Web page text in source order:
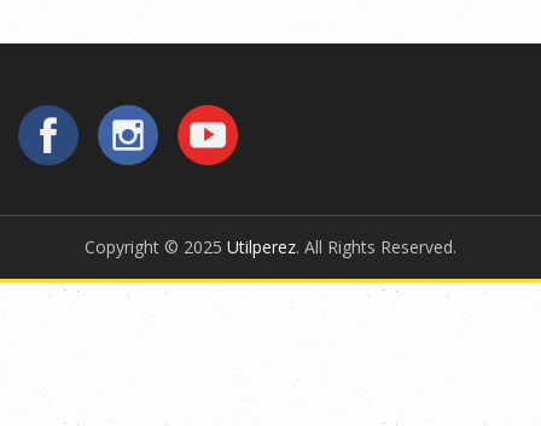
Copyright © 2025 Utilperez. All Rights Reserved.